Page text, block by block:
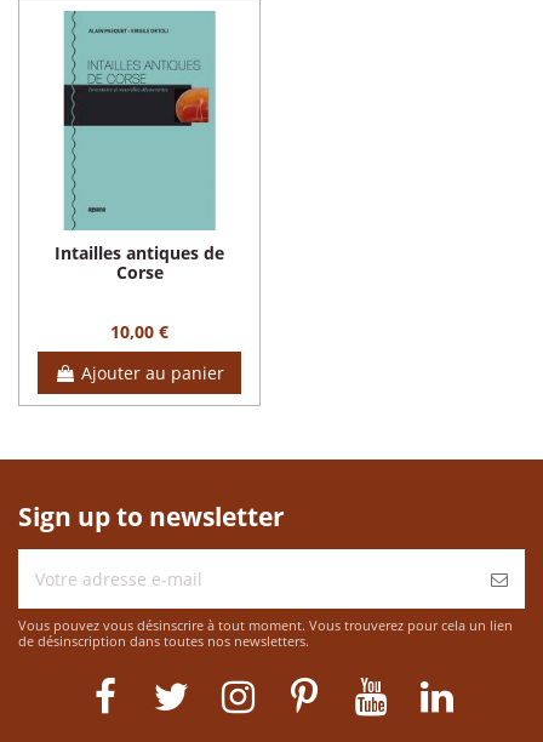
Intailles antiques de
Corse
10,00 €
Ajouter au panier
Sign up to newsletter
Vous pouvez vous désinscrire à tout moment. Vous trouverez pour cela un lien
de désinscription dans toutes nos newsletters.